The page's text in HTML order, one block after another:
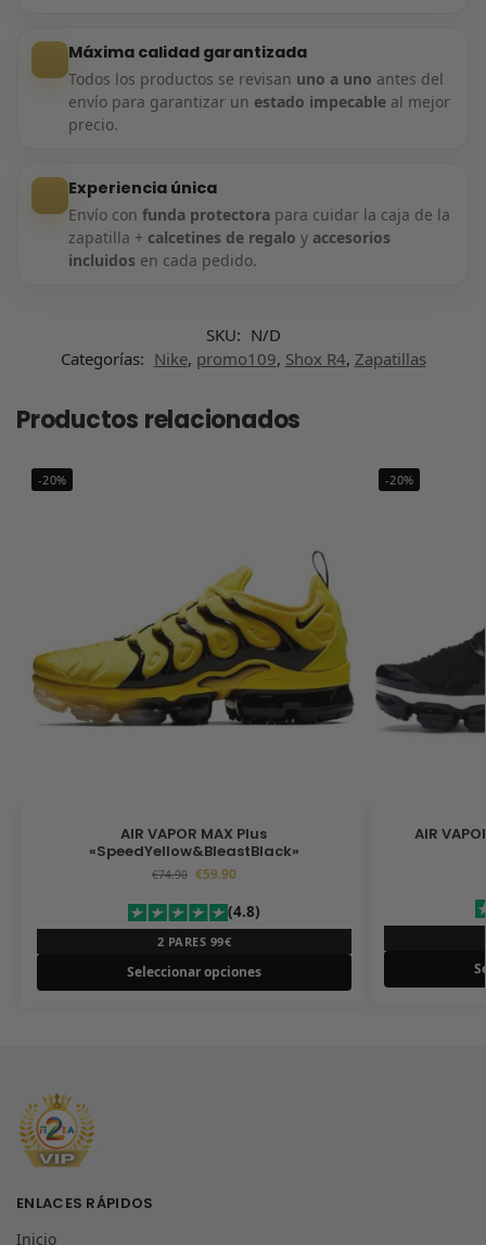
Máxima calidad garantizada
Todos los productos se revisan uno a uno antes del
envío para garantizar un estado impecableal mejor
precio.
Experiencia única
Envío con funda protectorapara cuidar la caja de la
zapatilla + calcetines de regalo y accesorios
incluidos en cada pedido.
SKU: N/D
Categorías: Nike, promo109, Shox R4, Zapatillas
Productos relacionados
-20%
AIR VAPOR MAX Plus
«SpeedYellow&BleastBlack»
€74.90 €59.90
(4.8)
2 PARES 99€
Seleccionar opciones
-20%
AIR
ENLACES RÁPIDOS
Inicio